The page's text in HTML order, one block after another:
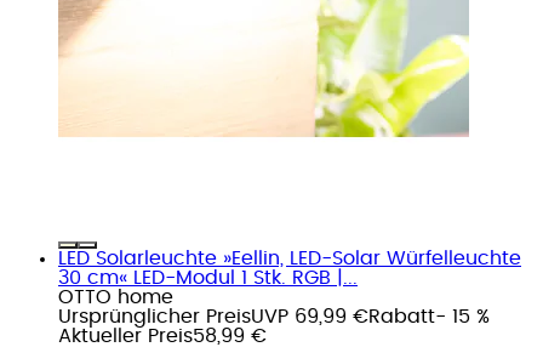
LED Solarleuchte »Eellin, LED-Solar Würfelleuchte
30 cm« LED-Modul 1 Stk. RGB |...
OTTO home
Ursprünglicher PreisUVP 69,99 €Rabatt- 15 %
Aktueller Preis58,99 €